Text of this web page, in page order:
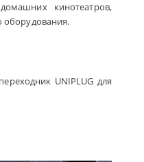
кинотеатров,
оборудования.
UNIPLUG для